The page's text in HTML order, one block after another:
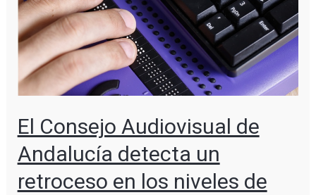
El Consejo Audiovisual de
Andalucía detecta un
retroceso en los niveles de